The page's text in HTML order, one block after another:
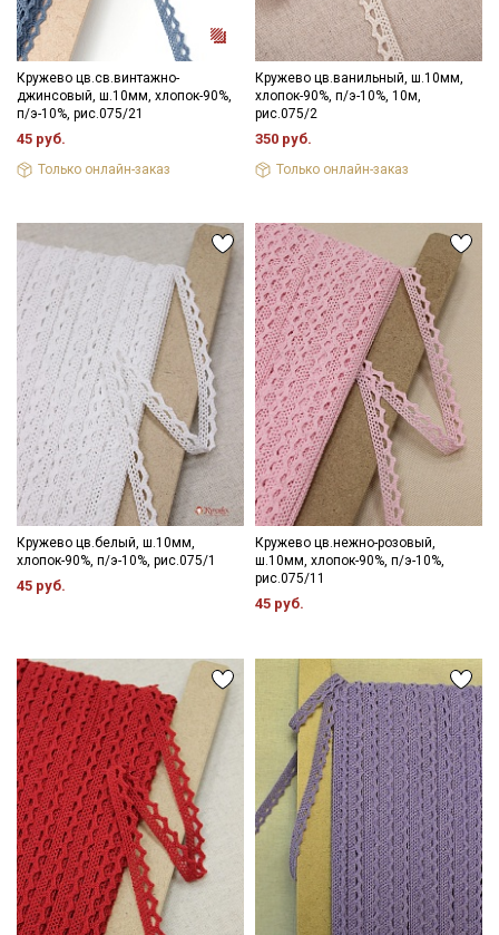
Кружево цв.св.винтажно-
джинсовый, ш.10мм, хлопок-90%,
п/э-10%, рис.075/21
45 руб.
Только онлайн-заказ
Кружево цв.ванильный, ш.10мм,
хлопок-90%, п/э-10%, 10м,
рис.075/2
350 руб.
Только онлайн-заказ
Кружево цв.белый, ш.10мм,
хлопок-90%, п/э-10%, рис.075/1
45 руб.
Кружево цв.нежно-розовый,
ш.10мм, хлопок-90%, п/э-10%,
рис.075/11
45 руб.
Секретная рассылка от Купава
Мы публикуем здесь дополнительные
промокоды и скидки до 30% на узкие
категории тканей
Электронная почта
Подписаться
Ознакомлен(а) с
Политикой обработки персональных
данных и даюСогласие на обработку персональных
данных
ДаюСогласие на получение рекламных и
информационных рассылок